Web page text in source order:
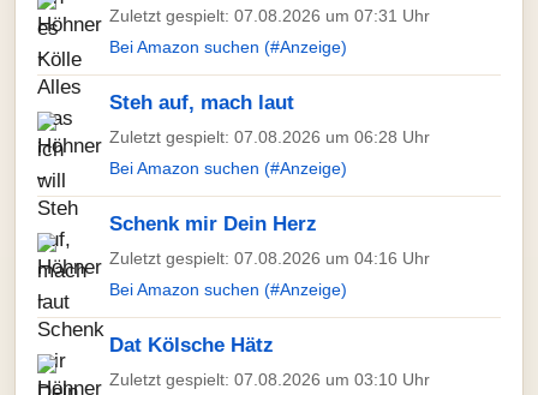
Zuletzt gespielt: 07.08.2026 um 07:31 Uhr
Bei Amazon suchen (#Anzeige)
Steh auf, mach laut
Zuletzt gespielt: 07.08.2026 um 06:28 Uhr
Bei Amazon suchen (#Anzeige)
Schenk mir Dein Herz
Zuletzt gespielt: 07.08.2026 um 04:16 Uhr
Bei Amazon suchen (#Anzeige)
Dat Kölsche Hätz
Zuletzt gespielt: 07.08.2026 um 03:10 Uhr